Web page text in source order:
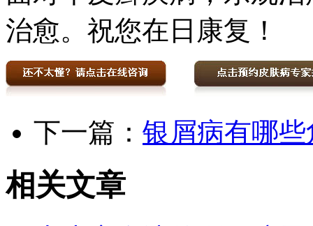
治愈。祝您在日康复！
下一篇： 银屑病有哪些
相关文章